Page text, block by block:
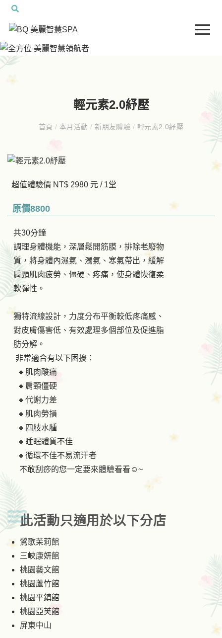
輕元素2.0紓壓
首頁/ 本月活動/ 新朋友體驗 / 輕元素2.0紓壓
超值體驗價 NT$ 2980 元 / 1堂
原價8800
共30分鐘
調理身體機能，深層鬆開筋膜，排除老廢物
質，將身體內濕氣、濁氣、寒氣帶出，緩解
肩頸肌肉疲勞、僵硬、疼痛，使身體恢復柔
軟彈性。
獨特流線設計，力度分布平衡較低疼痛感、
對皮膚傷害低、有效處理多個部位及促進脂
肪分解。
非常適合有以下困擾：
🔸肌肉酸痛
🔸肩頸僵硬
🔸代謝力差
🔸肌肉勞損
🔸四肢水腫
🔸睡眠體質不佳
🔸循環不佳不易流汗者
不敢刮痧的您一定要來體驗看看☺️~
此活動只適用於以下分店
鶯歌茉莉館
三峽康妍館
桃園藝文館
桃園蘆竹館
桃園平鎮館
桃園亞芙館
屏東中山